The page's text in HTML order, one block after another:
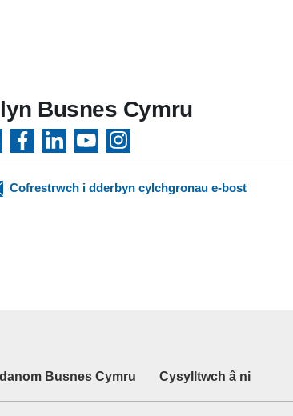
Busnes Cymru
Cofrestrwch i dderbyn cylchgronau e-bost
Busnes Cymru Cysylltwch â ni